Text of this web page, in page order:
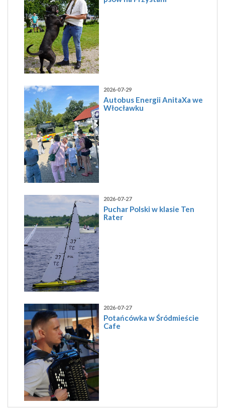
2026-07-29
Autobus Energii AnitaXa we
Włocławku
2026-07-27
Puchar Polski w klasie Ten
Rater
2026-07-27
Potańcówka w Śródmieście
Cafe